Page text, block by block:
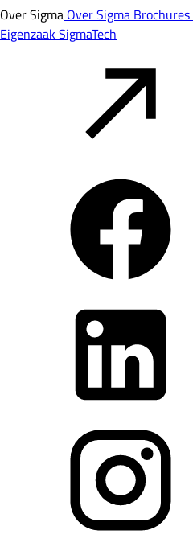
Over Sigma Over Sigma Brochures
EigenzaakSigmaTech